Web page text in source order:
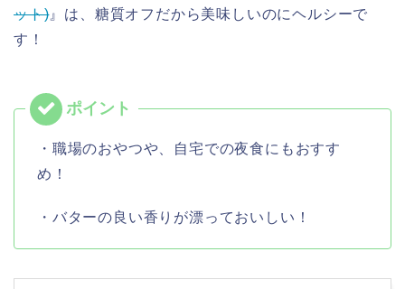
ット)』は、糖質オフだから美味しいのにヘルシーで
す！
・職場のおやつや、自宅での夜食にもおすす
め！
・バターの良い香りが漂っておいしい！